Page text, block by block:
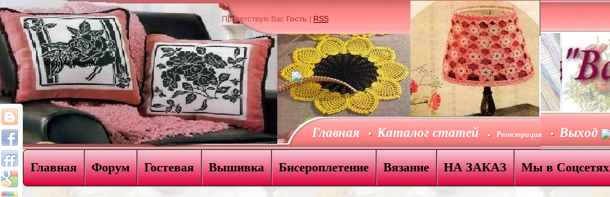
Форма входа
Приветствую Вас Гость | RSS
Главная Каталог статей Регистрация Выход
Главная Форум Гостевая Вышивка Бисероплетение Вязание НА ЗАКАЗ Мы в Соцсетях